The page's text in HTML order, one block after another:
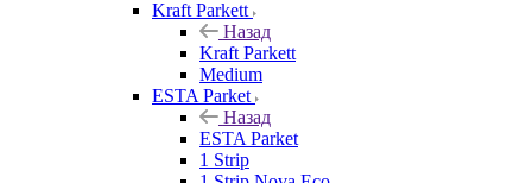
Kraft Parkett
Назад
Kraft Parkett
Medium
ESTA Parket
Назад
ESTA Parket
1 Strip